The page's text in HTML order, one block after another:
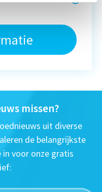
missen?
uit diverse
de belangrijkste
voor onze gratis